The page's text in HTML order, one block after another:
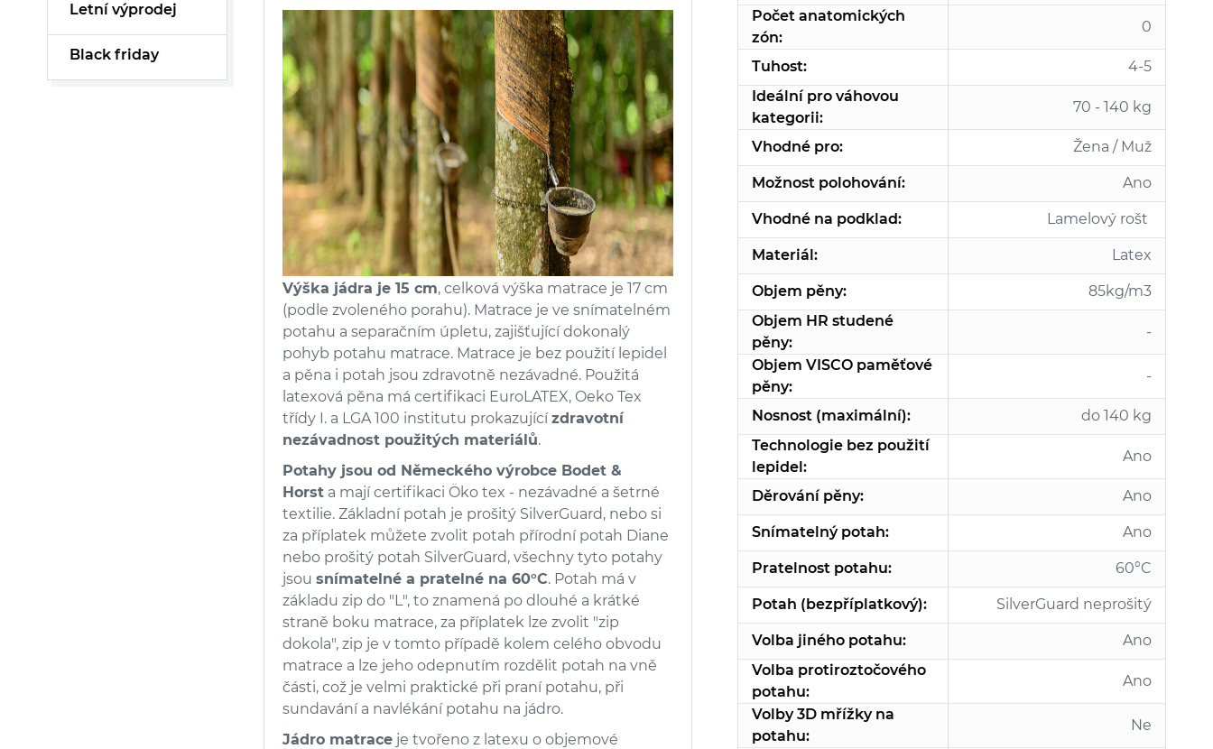
Letní výprodej
Black friday
Výška jádra je 15 cm, celková výška matrace je 17 cm
(podle zvoleného porahu). Matrace je ve snímatelném
potahu a separačním úpletu, zajišťující dokonalý
pohyb potahu matrace. Matrace je bez použití lepidel
a pěna i potah jsou zdravotně nezávadné. Použitá
latexová pěna má certifikaci EuroLATEX, Oeko Tex
třídy I. a LGA 100 institutu prokazujícízdravotní
nezávadnost použitých materiálů.
Potahy jsou od Německého výrobce Bodet &
Horst a mají certifikaci Öko tex - nezávadné a šetrné
textilie. Základní potah je prošitý SilverGuard, nebo si
za příplatek můžete zvolit potah přírodní potah Diane
nebo prošitý potah SilverGuard, všechny tyto potahy
jsou snímatelné a pratelné na 60°C. Potah má v
základu zip do "L", to znamená po dlouhé a krátké
straně boku matrace, za příplatek lze zvolit "zip
dokola", zip je v tomto případě kolem celého obvodu
matrace a lze jeho odepnutím rozdělit potah na vně
části, což je velmi praktické při praní potahu, při
sundavání a navlékání potahu na jádro.
Jádro matrace je tvořeno z latexu o objemové
Počet anatomických
zón:
0
Tuhost:
4-5
Ideální pro váhovou
kategorii:
70 - 140 kg
Vhodné pro: Žena / Muž
Možnost polohování: Ano
Vhodné na podklad: Lamelový rošt
Materiál: Latex
Objem pěny:
85kg/m3
Objem HR studené
pěny:
-
Objem VISCO paměťové
pěny:
-
Nosnost (maximální):
do 140 kg
Technologie bez použití
lepidel:
Ano
Děrování pěny: Ano
Snímatelný potah: Ano
Pratelnost potahu: 60°C
Potah (bezpříplatkový): SilverGuard neprošitý
Volba jiného potahu:
Ano
Volba protiroztočového
potahu:
Ano
Volby 3D mřížky na
potahu:
Ne